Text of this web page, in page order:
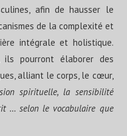
afin de hausser le
de la complexité et
intégrale et holistique.
ils pourront élaborer des
alliant le corps, le cœur,
spirituelle, la sensibilité
… selon le vocabulaire que